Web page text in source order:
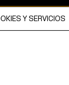
Y SERVICIOS